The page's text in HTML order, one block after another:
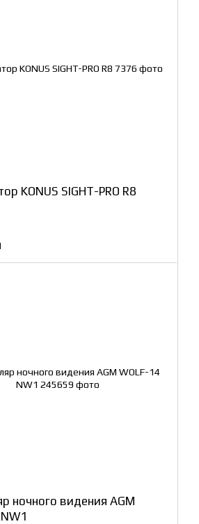
KONUS SIGHT-PRO R8
ночного видения AGM